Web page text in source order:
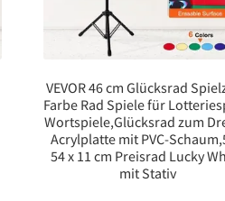
VEVOR 46 cm Glücksrad
Farbe Rad Spiele für
Wortspiele,Glücksrad zum
Acrylplatte mit PVC-
54 x 11 cm Preisrad Lucky
mit Stativ